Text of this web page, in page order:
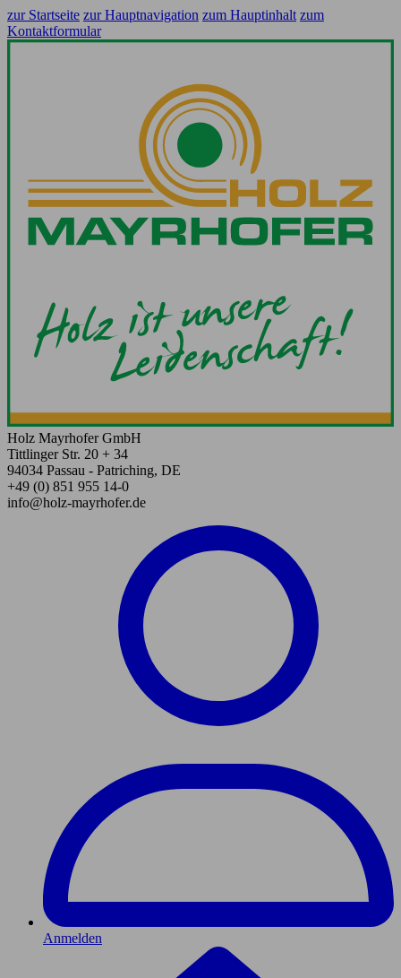
zur Startseite zur Hauptnavigation zum Hauptinhalt zum
Kontaktformular
Holz Mayrhofer GmbH
Tittlinger Str. 20 + 34
94034 Passau - Patriching, DE
+49 (0) 851 955 14-0
info@holz-mayrhofer.de
Anmelden